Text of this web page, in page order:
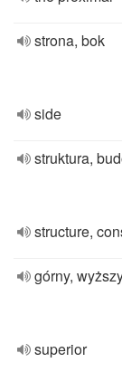
strona, bok
side
struktura,
structure,
górny,
superior